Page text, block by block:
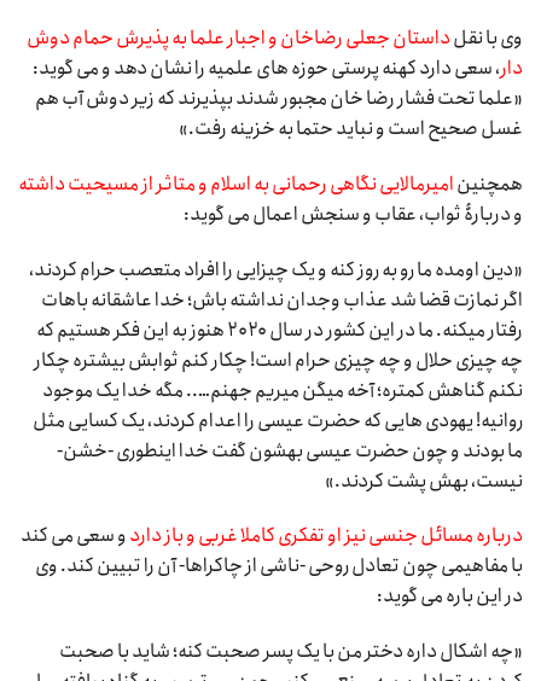
وی با نقلداستان جعلی رضاخان و اجبار علما به پذیرش حمام دوش
دار، سعی دارد کهنه پرستی حوزه های علمیه را نشان دهد و می گوید:
«علما تحت فشار رضا خان مجبور شدند بپذیرند که زیر دوش آب هم
غسل صحیح است و نباید حتما به خزینه رفت.»
همچنینامیرمالایی نگاهی رحمانی به اسلام و متاثر از مسیحیت داشته
و دربارۀ ثواب، عقاب و سنجش اعمال می گوید:
«دین اومده ما رو به روز کنه و یک چیزایی را افراد متعصب حرام کردند،
اگر نمازت قضا شد عذاب وجدان نداشته باش؛ خدا عاشقانه باهات
رفتار میکنه. ما در این کشور در سال ۲۰۲۰ هنوز به این فکر هستیم که
چه چیزی حلال و چه چیزی حرام است! چکار کنم ثوابش بیشتره چکار
نکنم گناهش کمتره؛ آخه میگن میریم جهنم….. مگه خدا یک موجود
روانیه! یهودی هایی که حضرت عیسی را اعدام کردند، یک کسایی مثل
ما بودند و چون حضرت عیسی بهشون گفت خدا اینطوری -خشن-
نیست، بهش پشت کردند.»
درباره مسائل جنسی نیز او تفکری کاملا غربی و باز داردو سعی می کند
با مفاهیمی چون تعادل روحی -ناشی از چاکراها- آن را تبیین کند. وی
در این باره می گوید:
«چه اشکال داره دختر من با یک پسر صحبت کنه؛ شاید با صحبت